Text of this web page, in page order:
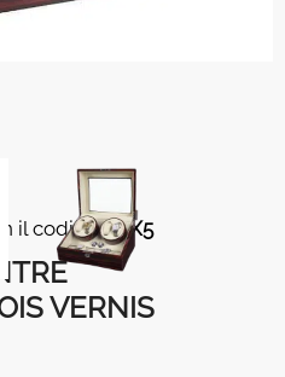
il codiceBOX5
VERNIS